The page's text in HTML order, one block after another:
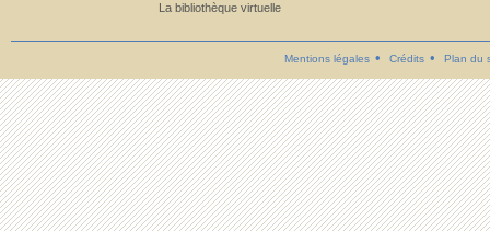
La bibliothèque virtuelle
Mentions légales Crédits Plan du